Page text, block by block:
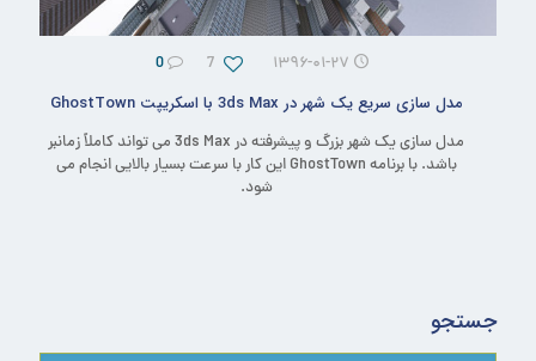
۱۳۹۶-۰۱-۲۷ 7
0
مدل سازی سریع یک شهر در 3ds Max با اسکریپت GhostTown
مدل سازی یک شهر بزرگ و پیشرفته در 3ds Max می تواند کاملاً زمانبر
باشد. با برنامه GhostTown این کار با سرعت بسیار بالایی انجام می
شود.
جستجو